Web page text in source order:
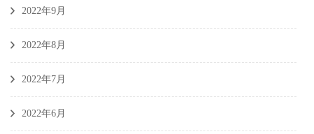
2022年9月
2022年8月
2022年7月
2022年6月